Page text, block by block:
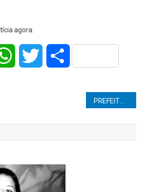
agora:
WhatsAppTwitter Share
PREFEITO JUNINHO ADERALDO DE DUARTINA CONSEGUE NOVA VIATURA PARA A POLÍCIA MILITAR DA CIDADE